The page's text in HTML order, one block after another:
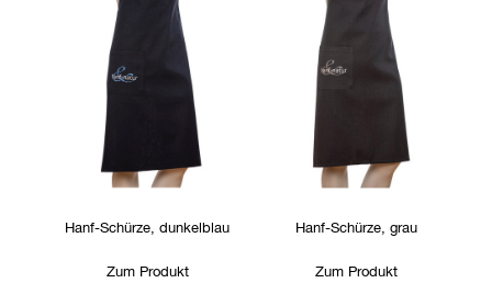
Hanf-Schürze, dunkelblau
Zum Produkt
Hanf-Schürze, grau
Zum Produkt